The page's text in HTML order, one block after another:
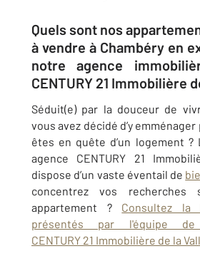
Quels sont nos
à vendre à Chambéry en
notre agence
CENTURY 21 Immobilière
Séduit(e) par la douceur de
vous avez décidé d’y
êtes en quête d’un logement ?
agence CENTURY 21
dispose d’un vaste éventail de
concentrez vos recherches
appartement ? Consultez
présentés par l'équipe
CENTURY 21 Immobilière de la